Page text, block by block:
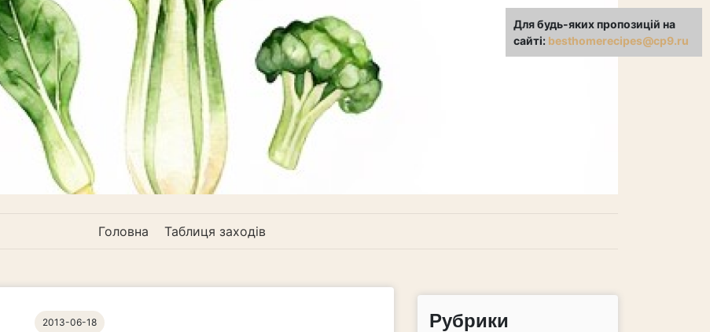
Головна Таблиця заходів
2013-06-18 Рубрики
Для будь-яких пропозицій на
сайті: besthomerecipes@cp9.ru